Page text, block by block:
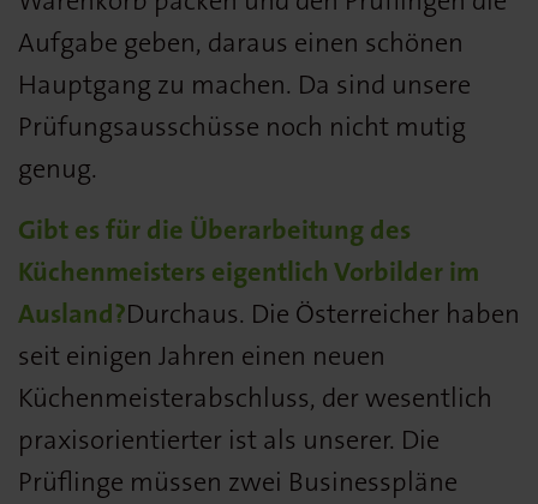
Aufgabe geben, daraus einen schönen
Hauptgang zu machen. Da sind unsere
Prüfungsausschüsse noch nicht mutig
genug.
Gibt es für die Überarbeitung des
Küchenmeisters eigentlich Vorbilder im
Ausland?Durchaus. Die Österreicher haben
seit einigen Jahren einen neuen
Küchenmeisterabschluss, der wesentlich
praxisorientierter ist als unserer. Die
Prüflinge müssen zwei Businesspläne